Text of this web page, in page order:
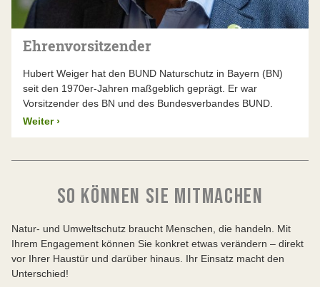
Das macht den BN zur stärksten Stimme für die
Natur in Bayern.
Ehrenvorsitzender
Hubert Weiger hat den BUND Naturschutz in Bayern (BN)
seit den 1970er-Jahren maßgeblich geprägt. Er war
Vorsitzender des BN und des Bundesverbandes BUND.
Weiter ›
SO KÖNNEN SIE MITMACHEN
Natur- und Umweltschutz braucht Menschen, die handeln. Mit
Ihrem Engagement können Sie konkret etwas verändern – direkt
vor Ihrer Haustür und darüber hinaus. Ihr Einsatz macht den
Unterschied!